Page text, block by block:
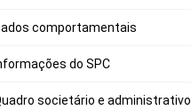
comportamentais
do SPC
societário e administrativo